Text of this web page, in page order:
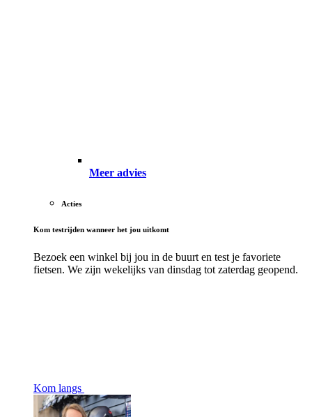
Meer advies
Acties
Kom testrijden wanneer het jou uitkomt
Bezoek een winkel bij jou in de buurt en test je favoriete
fietsen. We zijn wekelijks van dinsdag tot zaterdag geopend.
Kom langs